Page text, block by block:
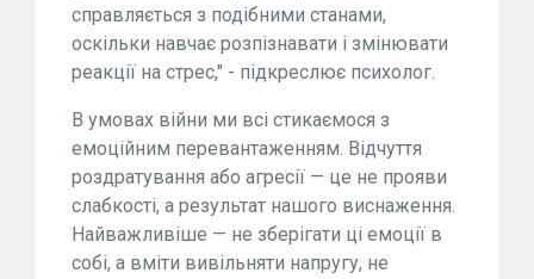
справляється з подібними станами,
оскільки навчає розпізнавати і змінювати
реакції на стрес," - підкреслює психолог.
В умовах війни ми всі стикаємося з
емоційним перевантаженням. Відчуття
роздратування або агресії — це не прояви
слабкості, а результат нашого виснаження.
Найважливіше — не зберігати ці емоції в
собі, а вміти вивільняти напругу, не